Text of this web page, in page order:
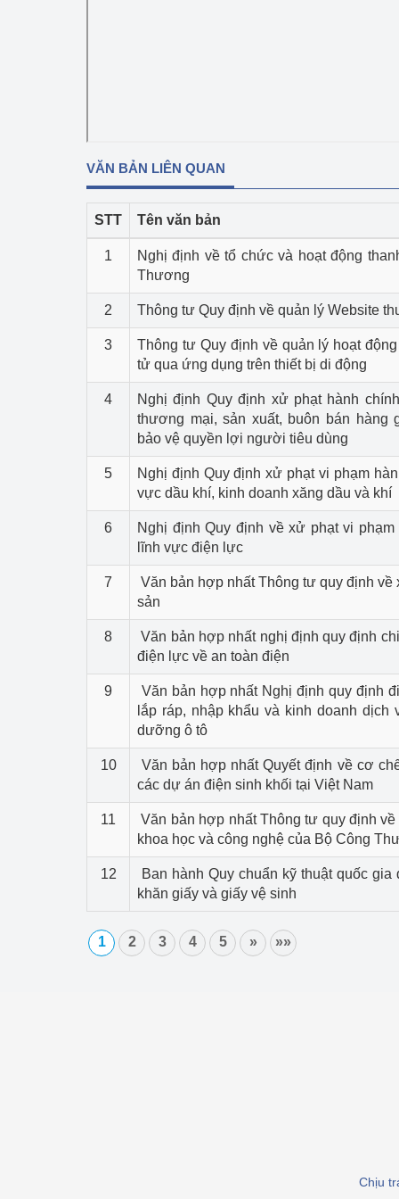
VĂN BẢN LIÊN QUAN
STT Tên văn bản
1
Nghị định về tổ chức và hoạt động
Thương
2 Thông tư Quy định về quản lý Website
3
Thông tư Quy định về quản lý hoạt
tử qua ứng dụng trên thiết bị di động
4
Nghị định Quy định xử phạt hành
thương mại, sản xuất, buôn bán hàng
bảo vệ quyền lợi người tiêu dùng
5
Nghị định Quy định xử phạt vi phạm
vực dầu khí, kinh doanh xăng dầu và khí
6
Nghị định Quy định về xử phạt vi phạm
lĩnh vực điện lực
7
Văn bản hợp nhất Thông tư quy định về
sản
8
Văn bản hợp nhất nghị định quy định
điện lực về an toàn điện
9
Văn bản hợp nhất Nghị định quy định
lắp ráp, nhập khẩu và kinh doanh dịch
dưỡng ô tô
10
Văn bản hợp nhất Quyết định về cơ
các dự án điện sinh khối tại Việt Nam
11
Văn bản hợp nhất Thông tư quy định
khoa học và công nghệ của Bộ Công
12
Ban hành Quy chuẩn kỹ thuật quốc
khăn giấy và giấy vệ sinh
1 2 3 4 5 » »»
Chịu